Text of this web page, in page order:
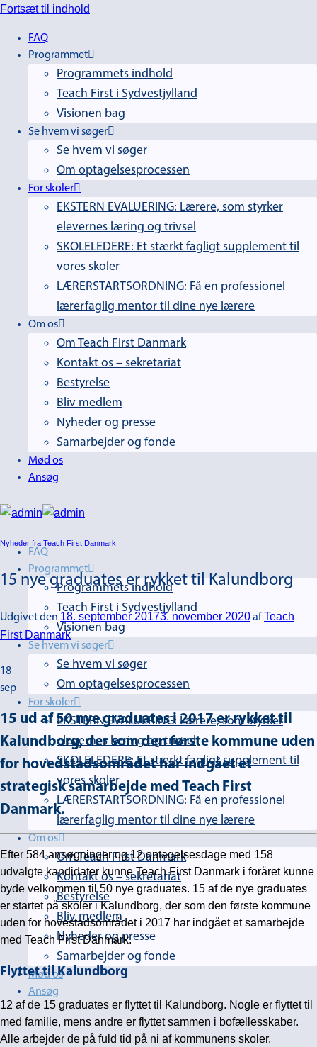
Fortsæt til indhold
FAQ
Programmet
Programmets indhold
Teach First i Sydvestjylland
Visionen bag
Se hvem vi søger
Se hvem vi søger
Om optagelsesprocessen
For skoler
EKSTERN EVALUERING: Lærere, som styrker
elevernes læring og trivsel
SKOLELEDERE: Et stærkt fagligt supplement til
vores skoler
LÆRERSTARTSORDNING: Få en professionel
lærerfaglig mentor til dine nye lærere
Om os
Om Teach First Danmark
Kontakt os – sekretariat
Bestyrelse
Bliv medlem
Nyheder og presse
Samarbejder og fonde
Mød os
Ansøg
FAQ
Programmet
Programmets indhold
Teach First i Sydvestjylland
Visionen bag
Se hvem vi søger
Se hvem vi søger
Om optagelsesprocessen
For skoler
EKSTERN EVALUERING: Lærere, som styrker
elevernes læring og trivsel
SKOLELEDERE: Et stærkt fagligt supplement til
vores skoler
LÆRERSTARTSORDNING: Få en professionel
lærerfaglig mentor til dine nye lærere
Om os
Om Teach First Danmark
Kontakt os – sekretariat
Bestyrelse
Bliv medlem
Nyheder og presse
Samarbejder og fonde
Mød os
Ansøg
Nyheder fra Teach First Danmark
15 nye graduates er rykket til Kalundborg
Udgivet den 18. september 20173. november 2020afTeach
First Danmark
18
sep
15 ud af 50 nye graduates i 2017 er rykket til
Kalundborg, der som den første kommune uden
for hovedstadsområdet har indgået et
strategisk samarbejde med Teach First
Danmark.
Efter 584 ansøgninger og 12 optagelsesdage med 158
udvalgte kandidater kunne Teach First Danmark i foråret kunne
byde velkommen til 50 nye graduates. 15 af de nye graduates
er startet på skoler i Kalundborg, der som den første kommune
uden for hovestadsområdet i 2017 har indgået et samarbejde
med Teach First Danmark.
Flyttet til Kalundborg
12 af de 15 graduates er flyttet til Kalundborg. Nogle er flyttet til
med familie, mens andre er flyttet sammen i bofællesskaber.
Alle arbejder de på fuld tid på ni af kommunens skoler.